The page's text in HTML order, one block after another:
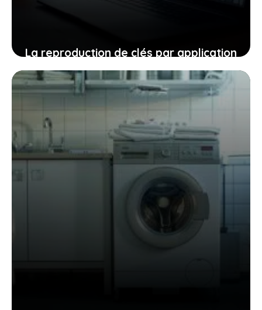
La reproduction de clés par application
: une solution moderne confrontée à
des enjeux de sécurité